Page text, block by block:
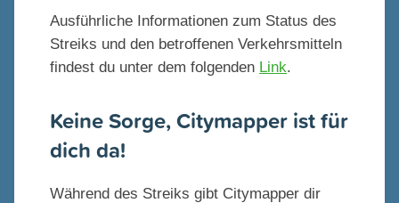
Ausführliche Informationen zum Status des
Streiks und den betroffenen Verkehrsmitteln
findest du unter dem folgenden Link.
Keine Sorge, Citymapper ist für
dich da!
Während des Streiks gibt Citymapper dir